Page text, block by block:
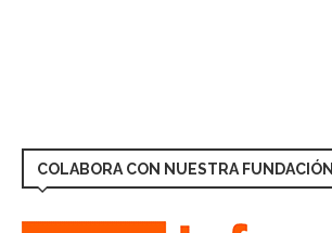
COLABORA CON NUESTRA FUNDACIÓN